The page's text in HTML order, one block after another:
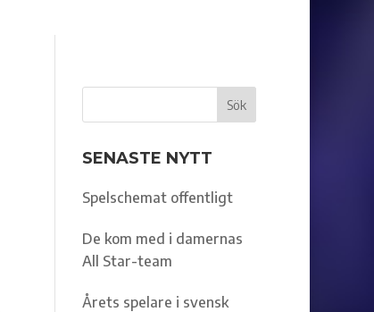
SENASTE NYTT
Spelschemat offentligt
De kom med i damernas
All Star-team
Årets spelare i svensk